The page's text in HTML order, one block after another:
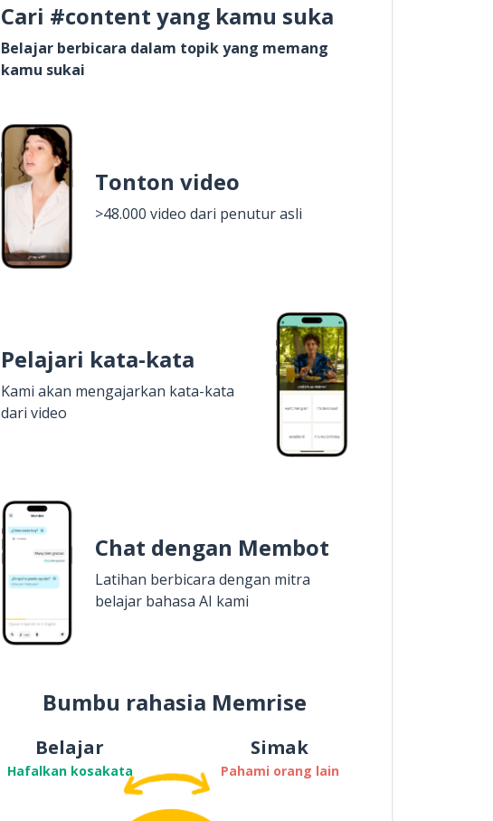
Cari #content yang kamu suka
Belajar berbicara dalam topik yang memang
kamu sukai
Tonton video
>48.000 video dari penutur asli
Pelajari kata-kata
Kami akan mengajarkan kata-kata
dari video
Chat dengan Membot
Latihan berbicara dengan mitra
belajar bahasa AI kami
Bumbu rahasia Memrise
Belajar
Hafalkan kosakata
Simak
Pahami orang lain